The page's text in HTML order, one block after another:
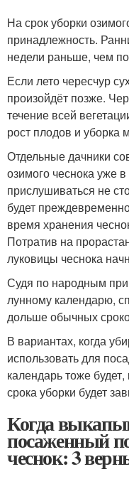
На срок уборки
принадлежность.
недели раньше, чем
Если лето чересчур
произойдёт позже.
течение всей
рост плодов и уборка
Отдельные дачники
озимого чеснока уже
прислушиваться не
будет
время хранения
Потратив на
луковицы чеснока
Судя по народным
лунному календарю,
дольше обычных
В вариантах, когда
использовать для
календарь тоже будет,
срока уборки будет
Когда
посаженный
чеснок: 3